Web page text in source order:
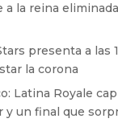
a la reina
presenta a las
la corona
Latina Royale
y un final que